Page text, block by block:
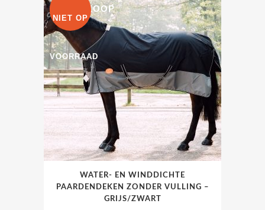
UITVERKOOP
NIET OP
VOORRAAD
product
WATER- EN WINDDICHTE
PAARDENDEKEN ZONDER VULLING –
GRIJS/ZWART